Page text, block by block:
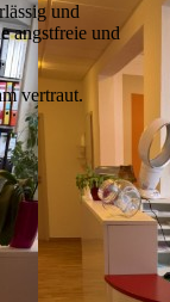
und
angstfreie und
vertraut.